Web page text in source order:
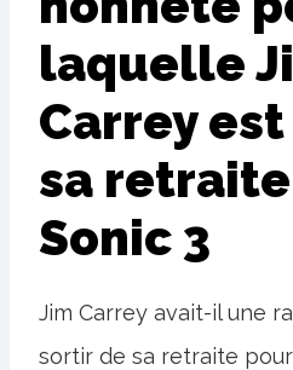
laquelle
Carrey
sa
Sonic 3
Jim Carrey avait-il une
sortir de sa retraite